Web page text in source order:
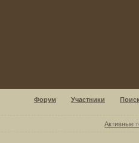
Форум Участники
Активные